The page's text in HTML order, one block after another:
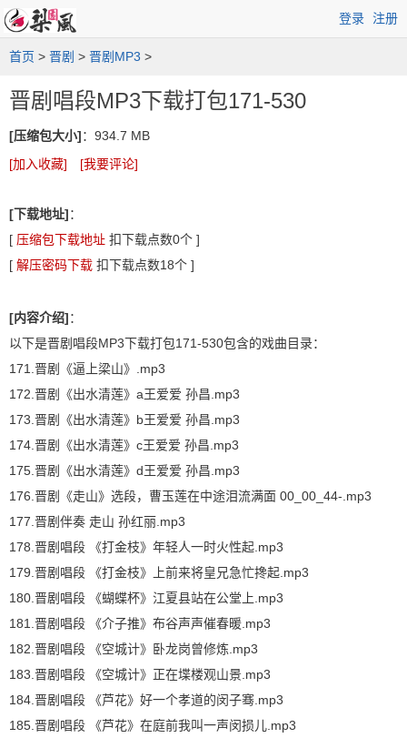
登录 注册
首页 > 晋剧 > 晋剧MP3 >
晋剧唱段MP3下载打包171-530
[压缩包大小]：934.7 MB
[加入收藏]
[我要评论]
[下载地址]：
[ 压缩包下载地址 扣下载点数0个 ]
[ 解压密码下载 扣下载点数18个 ]
[内容介绍]：
以下是晋剧唱段MP3下载打包171-530包含的戏曲目录：
171.晋剧《逼上梁山》.mp3
172.晋剧《出水清莲》a王爱爱 孙昌.mp3
173.晋剧《出水清莲》b王爱爱 孙昌.mp3
174.晋剧《出水清莲》c王爱爱 孙昌.mp3
175.晋剧《出水清莲》d王爱爱 孙昌.mp3
176.晋剧《走山》选段，曹玉莲在中途泪流满面 00_00_44-.mp3
177.晋剧伴奏 走山 孙红丽.mp3
178.晋剧唱段 《打金枝》年轻人一时火性起.mp3
179.晋剧唱段 《打金枝》上前来将皇兄急忙搀起.mp3
180.晋剧唱段 《蝴蝶杯》江夏县站在公堂上.mp3
181.晋剧唱段 《介子推》布谷声声催春暖.mp3
182.晋剧唱段 《空城计》卧龙岗曾修炼.mp3
183.晋剧唱段 《空城计》正在堞楼观山景.mp3
184.晋剧唱段 《芦花》好一个孝道的闵子骞.mp3
185.晋剧唱段 《芦花》在庭前我叫一声闵损儿.mp3